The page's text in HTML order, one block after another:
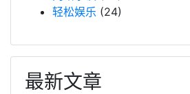
轻松娱乐 (24)
最新文章